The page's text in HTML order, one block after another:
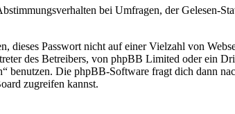
bei Umfragen, der Gelesen-
dieses Passwort nicht auf einer Vielzahl von
des Betreibers, von phpBB Limited oder ein
benutzen. Die phpBB-Software fragt dich dann
zugreifen kannst.